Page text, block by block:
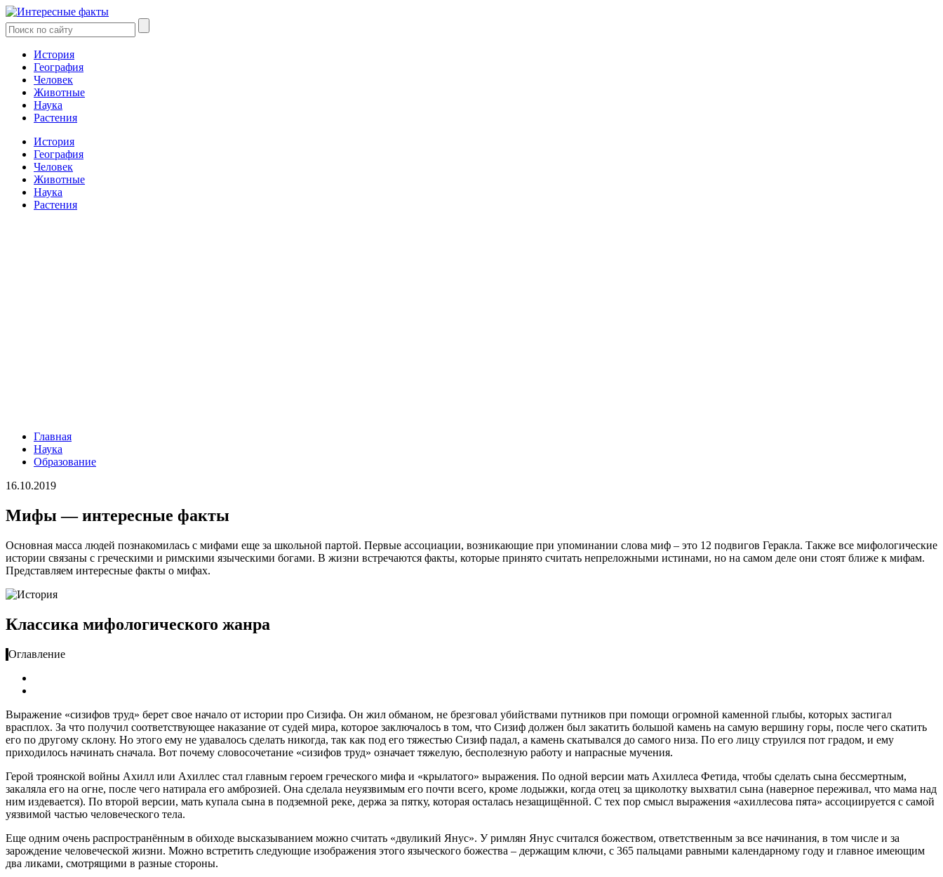
История
География
Человек
Животные
Наука
Растения
История
География
Человек
Животные
Наука
Растения
Главная
Наука
Образование
16.10.2019
Мифы — интересные факты
Основная масса людей познакомилась с мифами еще за школьной партой. Первые ассоциации, возникающие при упоминании слова миф – это 12 подвигов Геракла. Также все мифологические
истории связаны с греческими и римскими языческими богами. В жизни встречаются факты, которые принято считать непреложными истинами, но на самом деле они стоят ближе к мифам.
Представляем интересные факты о мифах.
Классика мифологического жанра
Оглавление
Выражение «сизифов труд» берет свое начало от истории про Сизифа. Он жил обманом, не брезговал убийствами путников при помощи огромной каменной глыбы, которых застигал
врасплох. За что получил соответствующее наказание от судей мира, которое заключалось в том, что Сизиф должен был закатить большой камень на самую вершину горы, после чего скатить
его по другому склону. Но этого ему не удавалось сделать никогда, так как под его тяжестью Сизиф падал, а камень скатывался до самого низа. По его лицу струился пот градом, и ему
приходилось начинать сначала. Вот почему словосочетание «сизифов труд» означает тяжелую, бесполезную работу и напрасные мучения.
Герой троянской войны Ахилл или Ахиллес стал главным героем греческого мифа и «крылатого» выражения. По одной версии мать Ахиллеса Фетида, чтобы сделать сына бессмертным,
закаляла его на огне, после чего натирала его амброзией. Она сделала неуязвимым его почти всего, кроме лодыжки, когда отец за щиколотку выхватил сына (наверное переживал, что мама над
ним издевается). По второй версии, мать купала сына в подземной реке, держа за пятку, которая осталась незащищённой. С тех пор смысл выражения «ахиллесова пята» ассоциируется с самой
уязвимой частью человеческого тела.
Еще одним очень распространённым в обиходе высказыванием можно считать «двуликий Янус». У римлян Янус считался божеством, ответственным за все начинания, в том числе и за
зарождение человеческой жизни. Можно встретить следующие изображения этого языческого божества – держащим ключи, с 365 пальцами равными календарному году и главное имеющим
два ликами, смотрящими в разные стороны.